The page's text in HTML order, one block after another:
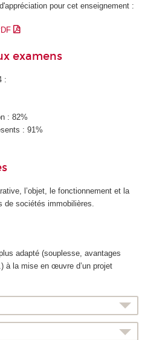
pour cet enseignement :
examens
:
: 82%
: 91%
l’objet, le fonctionnement et la
de sociétés immobilières.
adapté (souplesse, avantages
à la mise en œuvre d’un projet